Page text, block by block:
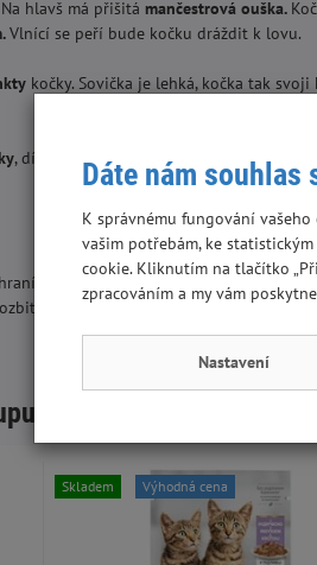
Na hlavš má přišitá mančestrová ouška.
Vlnící se peří bude kočku dráždit k lovu.
kočky. Sovička je lehká, kočka tak
, díky všitému šustivému materiálu.
s hračkami mějte svého mazlíčka
nebo poškozené hračky vyhoďte/
Skladem Výhodná cena
Dáte nám
K správnému fungování
vašim potřebám, ke
cookie. Kliknutím na tlačítko
zpracováním a my vám
Nastavení